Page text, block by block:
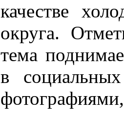
качестве
округа.
тема
в